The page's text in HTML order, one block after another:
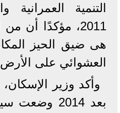
التنمية العمرانية
2011، مؤكدًا أن
هى ضيق الحيز
العشوائي على الأرض
وأكد وزير
بعد 2014